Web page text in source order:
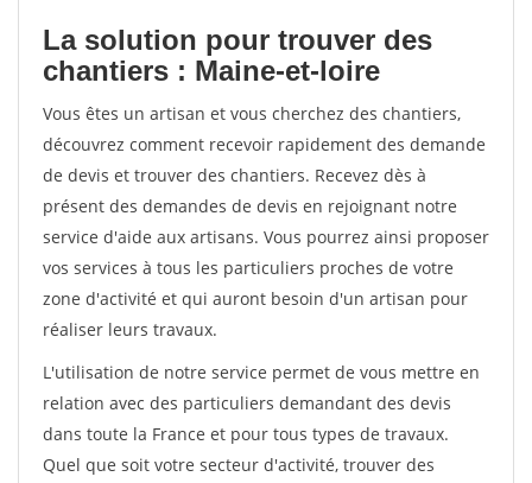
La solution pour trouver des
chantiers : Maine-et-loire
Vous êtes un artisan et vous cherchez des chantiers,
découvrez comment recevoir rapidement des demande
de devis et trouver des chantiers. Recevez dès à
présent des demandes de devis en rejoignant notre
service d'aide aux artisans. Vous pourrez ainsi proposer
vos services à tous les particuliers proches de votre
zone d'activité et qui auront besoin d'un artisan pour
réaliser leurs travaux.
L'utilisation de notre service permet de vous mettre en
relation avec des particuliers demandant des devis
dans toute la France et pour tous types de travaux.
Quel que soit votre secteur d'activité, trouver des